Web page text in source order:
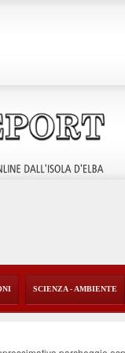
SCIENZA - AMBIENTE